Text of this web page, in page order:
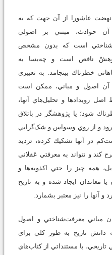
نهضت عاشورا از آن جهت كه به
حوادث، مبتني بر اصولي
است كه بدون مشخص
پژوهشْ ناقص است و چه‌بسا به
خطرناك بينجامد. به تعبيري
آن اصول و مباني، ممكن است
رويدادها و تحليل‌هاي آنها،
شود؛ يا پژوهشگر در باتلاق
و از روي وسواس و شک‌گرايي
در آنها تشكيك كرده، ترديد
كند و نتواند به معرفتي عَقلاني
همه ‌چيز را حتي اكذوبه‌ها و
معاندان ايجاد شده و به تاريخ
و آنها را نيز معتبر بشمارد.
مباني معرفت‌شناختي و اصول
دانش تاريخ به طور كلي براي
با مستنداتي از كتاب‌هاي